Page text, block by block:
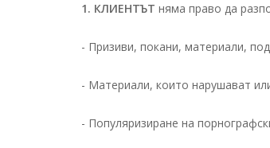
1. КЛИЕНТЪТ няма право да
- Призиви, покани, материали,
- Материали, които нарушават
- Популяризиране на